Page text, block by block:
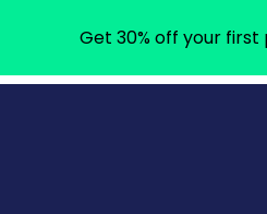
Get 30% off your first